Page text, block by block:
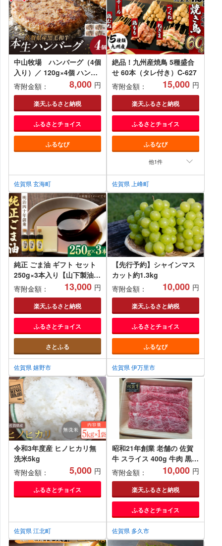
中山牧場 ハンバーグ（4個
入り）／ 120g×4個 ハンバ
ーグ 味付き 黒毛和牛 牛肉
肉 弁当 おかず 惣菜 簡単 調
理 お手軽 時短 焼くだけ 国
産 佐賀県 玄海町 冷凍 人気
おすすめ 送料無料
寄附金額： 8,000 円
楽天ふるさと納税
ふるさとチョイス
ふるなび
佐賀県 玄海町
絶品！九州産焼鳥 5種盛合
せ 60本（タレ付き）C-627
寄附金額：
15,000 円
楽天ふるさと納税
ふるさとチョイス
ふるなび
他1件
佐賀県 上峰町
純正 ごま油 ギフト セット
250g×3本入り【山下製油】
[NBE002] ごま油 ゴマ油
胡麻油 油 あぶら 食用油 植
物油 ギフト 贈物 プレゼン
ト
寄附金額： 13,000 円
楽天ふるさと納税
ふるさとチョイス
さとふる
佐賀県 嬉野市
【先行予約】シャインマス
カット約1.3kg
寄附金額：
10,000 円
楽天ふるさと納税
ふるさとチョイス
ふるなび
佐賀県 伊万里市
令和3年度産 ヒノヒカリ無
洗米5kg
寄附金額：
5,000 円
ふるさとチョイス
佐賀県 江北町
昭和21年創業 老舗の 佐賀
牛 スライス 400g 牛肉 黒毛
和牛 モモ ウデ 焼肉 すき焼
き ４００ｇ _b-45
寄附金額： 10,000 円
楽天ふるさと納税
ふるさとチョイス
佐賀県 多久市